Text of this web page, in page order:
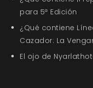
para 5ª Edición
¿Qué contiene
Cazador: La
El ojo de